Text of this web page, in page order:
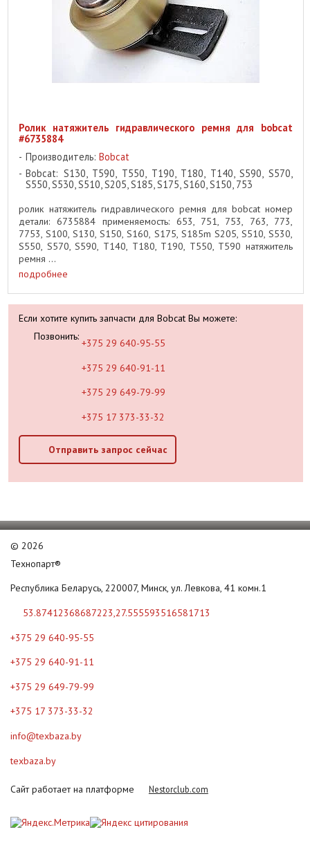
Ролик натяжитель гидравлического ремня для bobcat
#6735884
Производитель: Bobcat
Bobcat: S130, T590, T550, T190, T180, T140, S590, S570,
S550, S530, S510, S205, S185, S175, S160, S150, 753
ролик натяжитель гидравлического ремня для bobcat номер
детали: 6735884 применяемость: 653, 751, 753, 763, 773,
7753, S100, S130, S150, S160, S175, S185m S205, S510, S530,
S550, S570, S590, T140, T180, T190, T550, T590 натяжитель
ремня ...
подробнее
Если хотите купить запчасти для Bobcat Вы можете:
Позвонить:
+375 29 640-95-55
+375 29 640-91-11
+375 29 649-79-99
+375 17 373-33-32
Отправить запрос сейчас
© 2026
Технопарт®
Республика Беларусь, 220007, Минск, ул. Левкова, 41 комн.1
53.87412368687223,27.555593516581713
+375 29 640-95-55
+375 29 640-91-11
+375 29 649-79-99
+375 17 373-33-32
info@texbaza.by
texbaza.by
Сайт работает на платформе Nestorclub.com